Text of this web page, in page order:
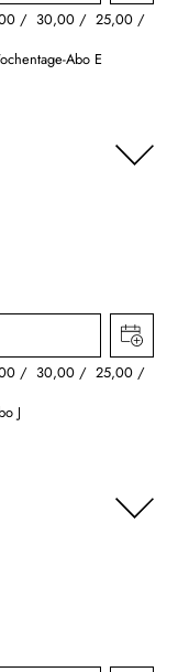
30,00 25,00
Abo E
30,00 25,00
J